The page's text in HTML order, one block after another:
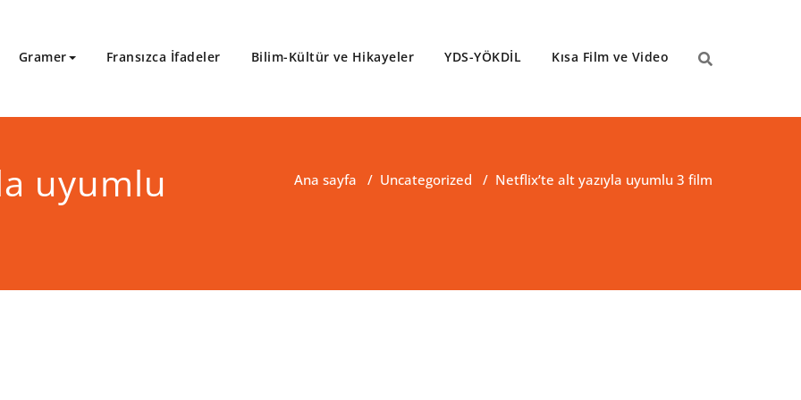
Gramer Fransızca İfadeler Bilim-Kültür ve Hikayeler YDS-YÖKDİL Kısa Film ve Video
uyumlu
Ana sayfa / Uncategorized / Netflix’te alt yazıyla uyumlu 3 film